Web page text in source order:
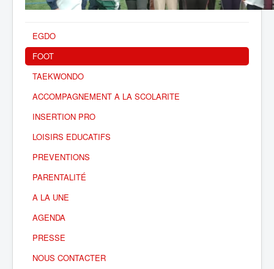
EGDO
FOOT
TAEKWONDO
ACCOMPAGNEMENT A LA SCOLARITE
INSERTION PRO
LOISIRS EDUCATIFS
PREVENTIONS
PARENTALITÉ
A LA UNE
AGENDA
PRESSE
NOUS CONTACTER